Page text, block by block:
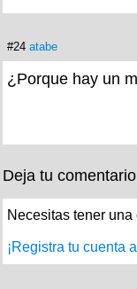
#24 atabe
¿Porque hay un
Deja tu comentario
Necesitas tener
¡Registra tu cuenta